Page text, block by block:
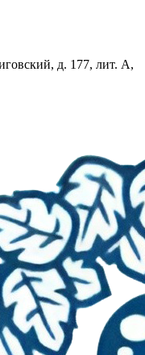
д. 177, лит. А,